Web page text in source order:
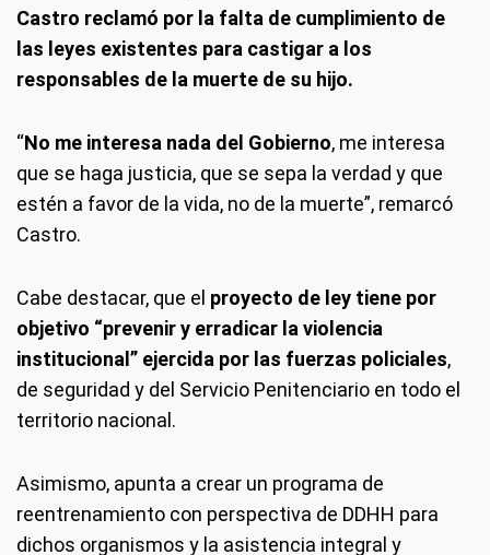
Castro reclamó por la falta de cumplimiento de
las leyes existentes para castigar a los
responsables de la muerte de su hijo.
“No me interesa nada del Gobierno, me interesa
que se haga justicia, que se sepa la verdad y que
estén a favor de la vida, no de la muerte”, remarcó
Castro.
Cabe destacar, que el proyecto de ley tiene por
objetivo “prevenir y erradicar la violencia
institucional” ejercida por las fuerzas policiales,
de seguridad y del Servicio Penitenciario en todo el
territorio nacional.
Asimismo, apunta a crear un programa de
reentrenamiento con perspectiva de DDHH para
dichos organismos y la asistencia integral y